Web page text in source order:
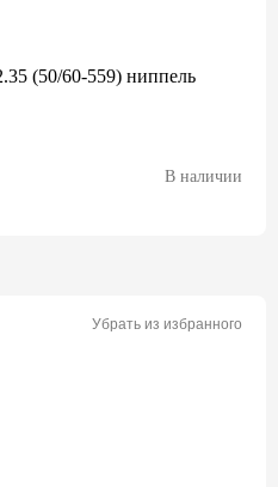
(50/60-559) ниппель
В наличии
Убрать из избранного